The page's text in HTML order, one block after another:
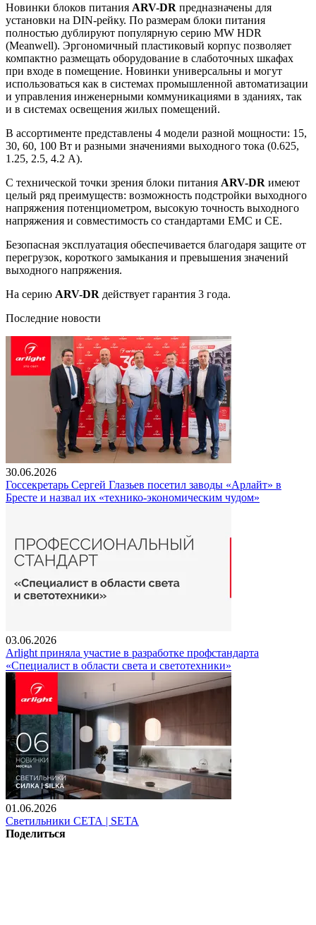
Новинки блоков питания ARV-DR предназначены для
установки на DIN-рейку. По размерам блоки питания
полностью дублируют популярную серию MW HDR
(Meanwell). Эргономичный пластиковый корпус позволяет
компактно размещать оборудование в слаботочных шкафах
при входе в помещение. Новинки универсальны и могут
использоваться как в системах промышленной автоматизации
и управления инженерными коммуникациями в зданиях, так
и в системах освещения жилых помещений.
В ассортименте представлены 4 модели разной мощности: 15,
30, 60, 100 Вт и разными значениями выходного тока (0.625,
1.25, 2.5, 4.2 А).
С технической точки зрения блоки питания ARV-DR имеют
целый ряд преимуществ: возможность подстройки выходного
напряжения потенциометром, высокую точность выходного
напряжения и совместимость со стандартами EMC и CE.
Безопасная эксплуатация обеспечивается благодаря защите от
перегрузок, короткого замыкания и превышения значений
выходного напряжения.
На серию ARV-DR действует гарантия 3 года.
Последние новости
30.06.2026
Госсекретарь Сергей Глазьев посетил заводы «Арлайт» в
Бресте и назвал их «технико-экономическим чудом»
03.06.2026
Arlight приняла участие в разработке профстандарта
«Специалист в области света и светотехники»
01.06.2026
Светильники СЕТА | SETA
Поделиться